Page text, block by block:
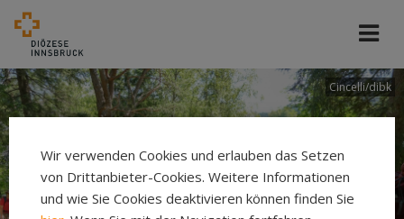
Cincelli/dibk
Wir verwenden Cookies und erlauben das Setzen
von Drittanbieter-Cookies. Weitere Informationen
und wie Sie Cookies deaktivieren können finden Sie